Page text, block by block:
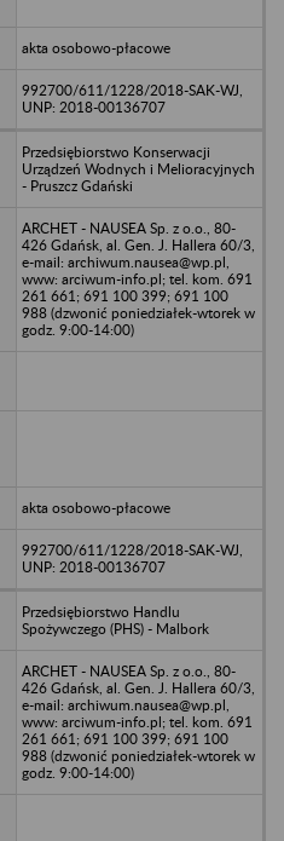
akta osobowo-płacowe
992700/611/1228/2018-SAK-WJ,
UNP: 2018-00136707
Przedsiębiorstwo Konserwacji
Urządzeń Wodnych i Melioracyjnych
- Pruszcz Gdański
ARCHET - NAUSEA Sp. z o.o., 80-
426 Gdańsk, al. Gen. J. Hallera 60/3,
e-mail: archiwum.nausea@wp.pl,
www: arciwum-info.pl; tel. kom. 691
261 661; 691 100 399; 691 100
988 (dzwonić poniedziałek-wtorek w
godz. 9:00-14:00)
akta osobowo-płacowe
992700/611/1228/2018-SAK-WJ,
UNP: 2018-00136707
Przedsiębiorstwo Handlu
Spożywczego (PHS) - Malbork
ARCHET - NAUSEA Sp. z o.o., 80-
426 Gdańsk, al. Gen. J. Hallera 60/3,
e-mail: archiwum.nausea@wp.pl,
www: arciwum-info.pl; tel. kom. 691
261 661; 691 100 399; 691 100
988 (dzwonić poniedziałek-wtorek w
godz. 9:00-14:00)